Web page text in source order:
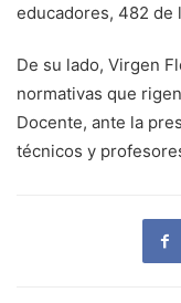
educadores, 482 de
De su lado, Virgen
normativas que
Docente, ante la
técnicos y